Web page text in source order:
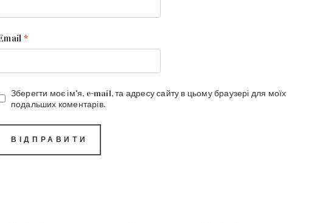
*
Зберегти моє ім'я, e-mail, та адресу сайту в цьому браузері для моїх
подальших коментарів.